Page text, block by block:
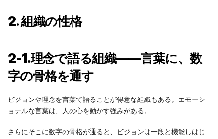
2. 組織の性格
2-1.理念で語る組織——言葉に、数
字の骨格を通す
ビジョンや理念を言葉で語ることが得意な組織もある。エモーシ
ョナルな言葉は、人の心を動かす強みがある。
さらにそこに数字の骨格が通ると、ビジョンは一段と機能しはじ